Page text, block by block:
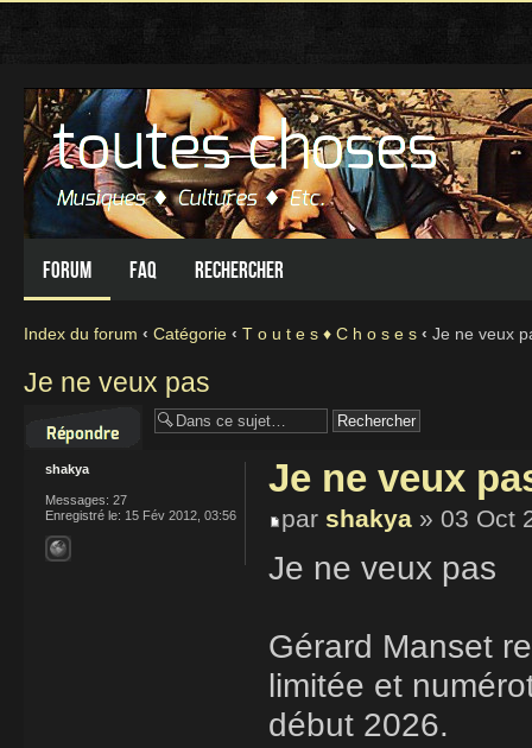
Forum FAQ Rechercher
Index du forum ‹ Catégorie ‹ T o u t e s ♦ C h o s e s ‹ Je ne veux
Je ne veux pas
Je ne veux
par shakya » 03 Oct
Je ne veux pas
Gérard Manset
limitée et
début 2026.
shakya
Messages: 27
Enregistré le: 15 Fév 2012, 03:56